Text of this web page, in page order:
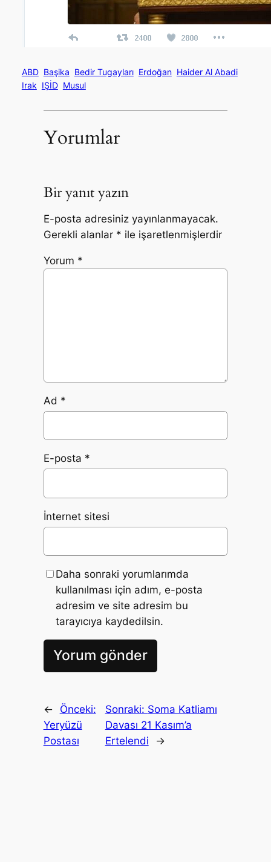
ABD Başika Bedir Tugayları Erdoğan Haider Al Abadi
Irak IŞİD Musul
Yorumlar
Bir yanıt yazın
E-posta adresiniz yayınlanmayacak.
Gerekli alanlar * ile işaretlenmişlerdir
Yorum *
Ad *
E-posta *
İnternet sitesi
Daha sonraki yorumlarımda
kullanılması için adım, e-posta
adresim ve site adresim bu
tarayıcıya kaydedilsin.
←
Önceki:
Yeryüzü
Postası
Sonraki: Soma Katliamı
Davası 21 Kasım’a
Ertelendi
→